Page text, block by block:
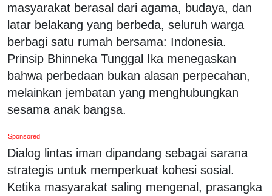
masyarakat berasal dari agama, budaya, dan
latar belakang yang berbeda, seluruh warga
berbagi satu rumah bersama: Indonesia.
Prinsip Bhinneka Tunggal Ika menegaskan
bahwa perbedaan bukan alasan perpecahan,
melainkan jembatan yang menghubungkan
sesama anak bangsa.
Sponsored
Dialog lintas iman dipandang sebagai sarana
strategis untuk memperkuat kohesi sosial.
Ketika masyarakat saling mengenal, prasangka